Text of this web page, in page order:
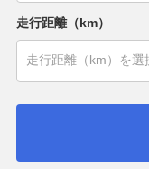
走行距離（km）